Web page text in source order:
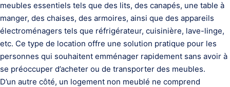
meubles essentiels tels que des lits, des canapés, une table à
manger, des chaises, des armoires, ainsi que des appareils
électroménagers tels que réfrigérateur, cuisinière, lave-linge,
etc. Ce type de location offre une solution pratique pour les
personnes qui souhaitent emménager rapidement sans avoir à
se préoccuper d’acheter ou de transporter des meubles.
D’un autre côté, un logement non meublé ne comprend